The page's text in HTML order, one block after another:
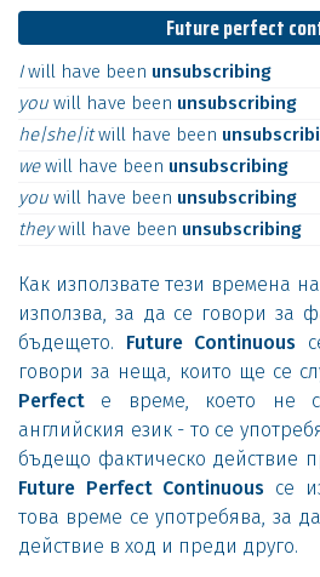
Future perfect
Iwill have been unsubscribing
you will have been unsubscribing
he|she|itwill have been
wewill have been unsubscribing
you will have been unsubscribing
theywill have been unsubscribing
Как използвате тези времена
използва, за да се говори за
бъдещето. Future Continuous
говори за неща, които ще се
Perfect е време, което не
английския език - то се
бъдещо фактическо действие
Future Perfect Continuous се
това време се употребява, за
действие в ход и преди друго.